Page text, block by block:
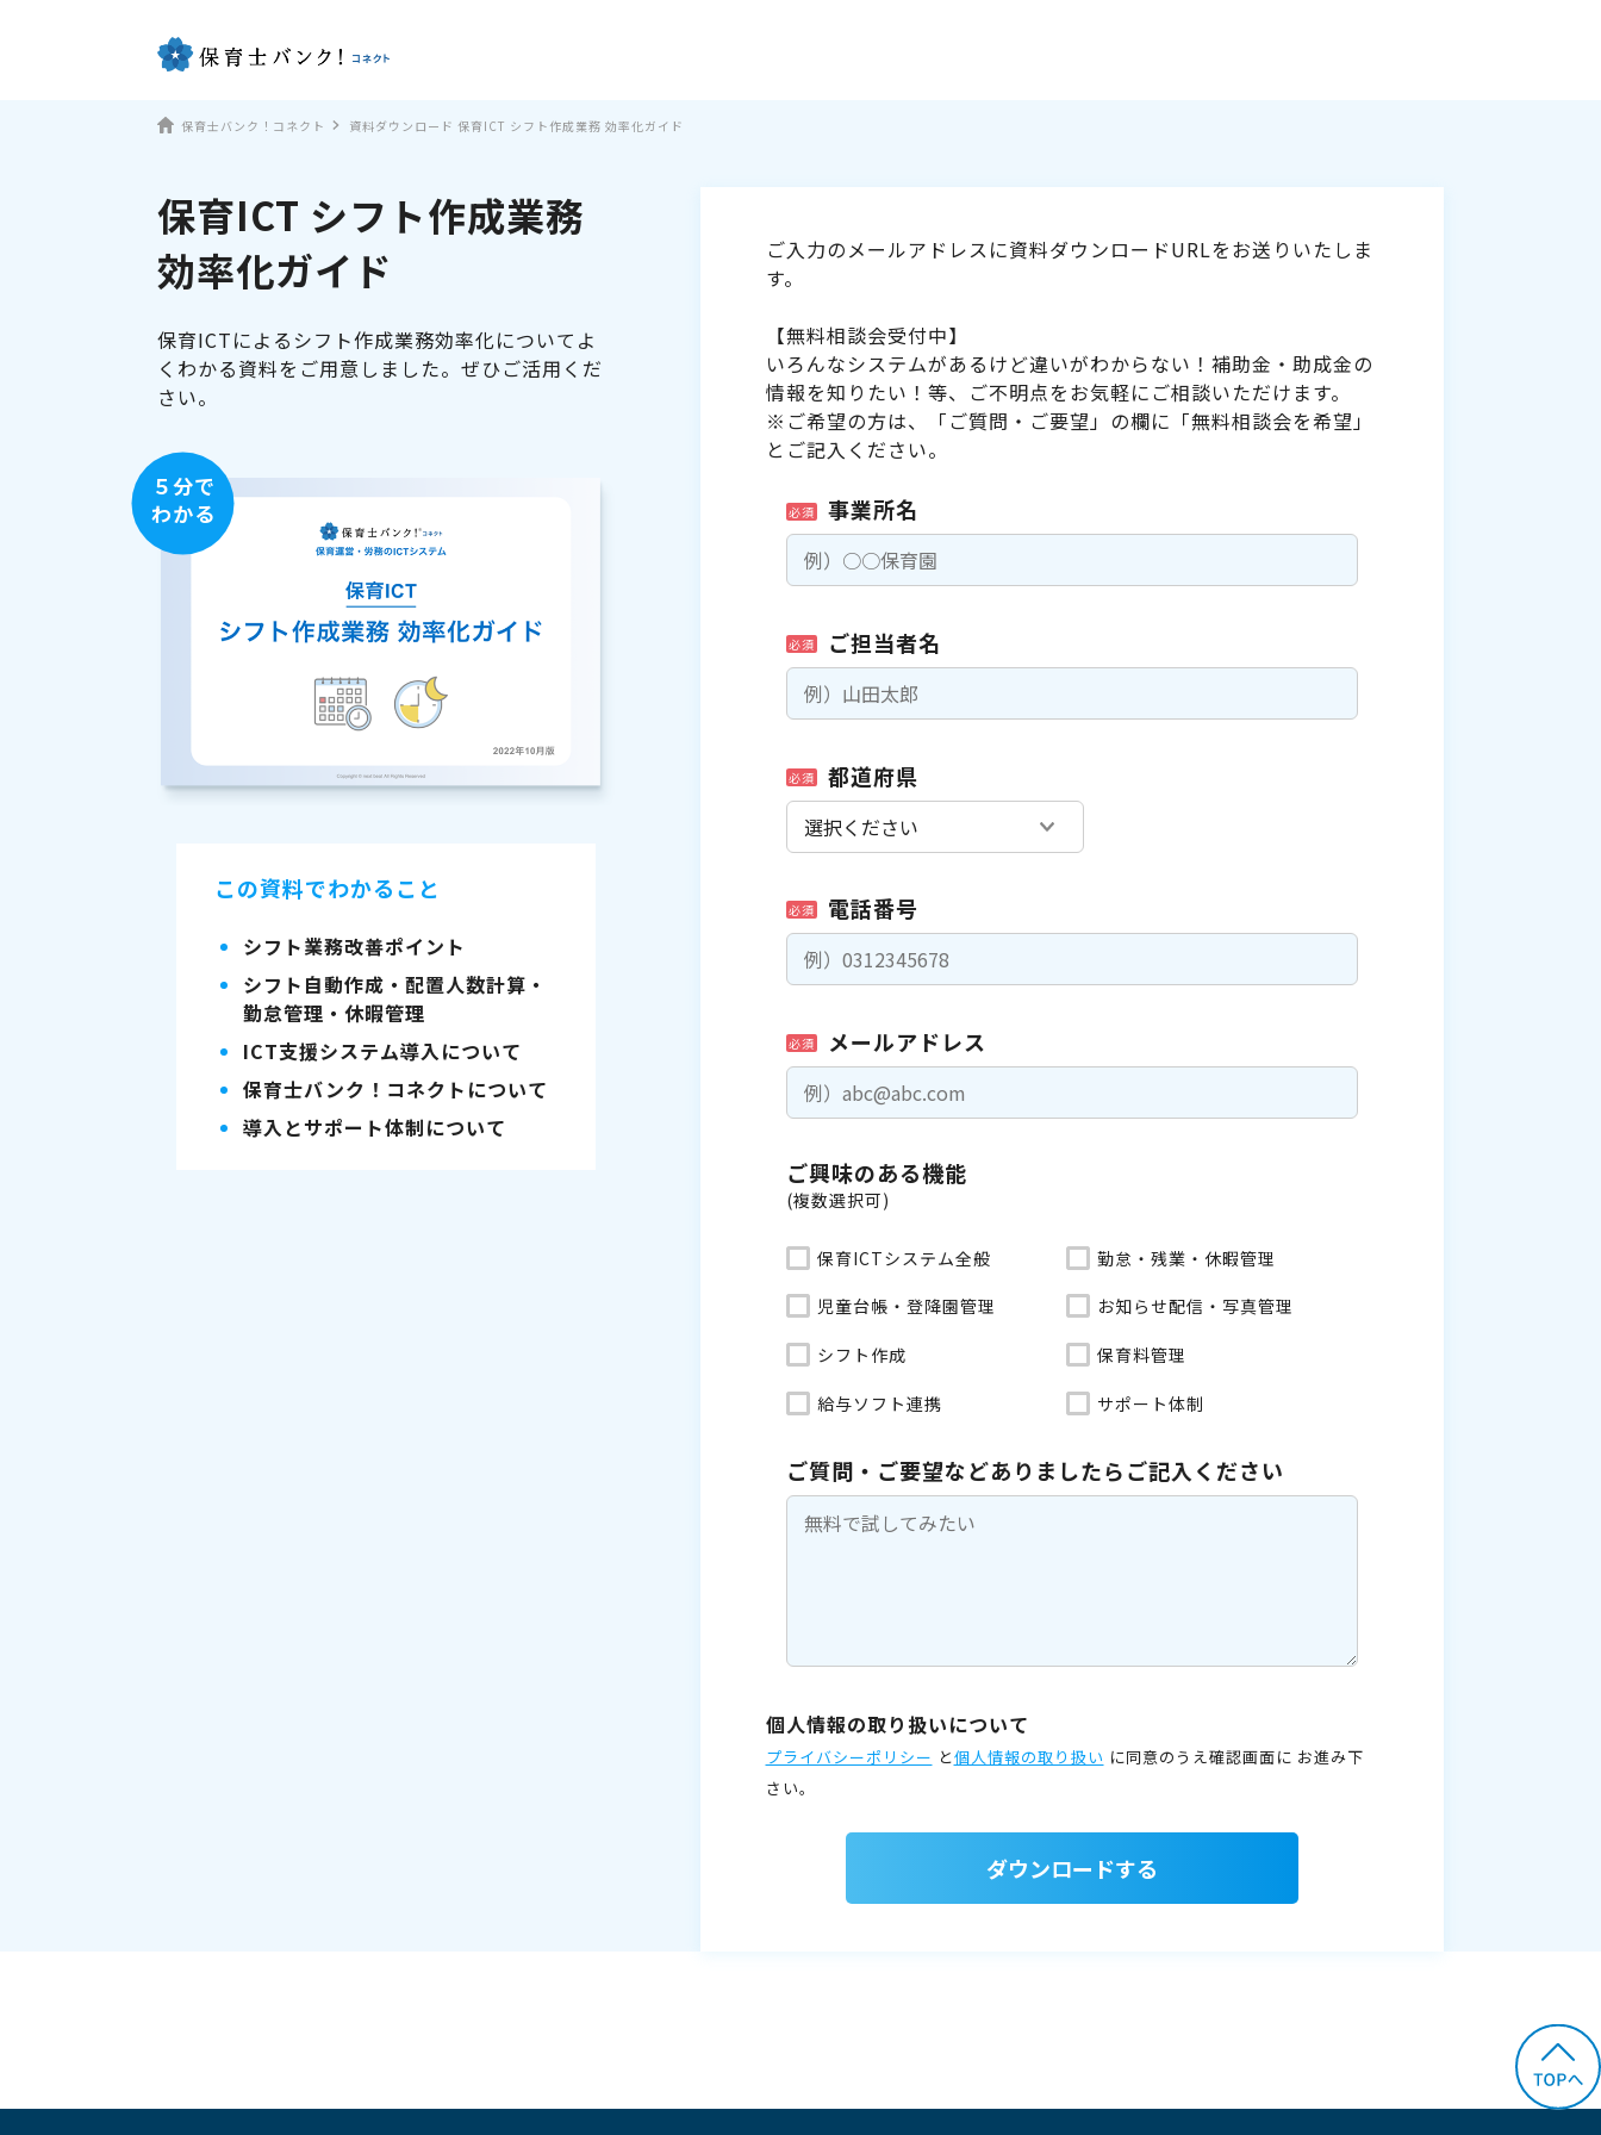
保育士バンク！コネクト 資料ダウンロード 保育ICT シフト作成業務 効率化ガイド
保育ICT シフト作成業務
効率化ガイド
保育ICTによるシフト作成業務効率化についてよ
くわかる資料をご用意しました。ぜひご活用くだ
さい。
５分で
わかる
この資料でわかること
シフト業務改善ポイント
シフト自動作成・配置人数計算・
勤怠管理・休暇管理
ICT支援システム導入について
保育士バンク！コネクトについて
導入とサポート体制について
ご入力のメールアドレスに資料ダウンロードURLをお送りいたしま
す。
【無料相談会受付中】
いろんなシステムがあるけど違いがわからない！補助金・助成金の
情報を知りたい！等、ご不明点をお気軽にご相談いただけます。
※ご希望の方は、「ご質問・ご要望」の欄に「無料相談会を希望」
とご記入ください。
必須 事業所名
必須 ご担当者名
必須 都道府県
必須 電話番号
必須 メールアドレス
ご興味のある機能
(複数選択可)
保育ICTシステム全般 勤怠・残業・休暇管理
児童台帳・登降園管理 お知らせ配信・写真管理
シフト作成 保育料管理
給与ソフト連携 サポート体制
ご質問・ご要望などありましたらご記入ください
個人情報の取り扱いについて
プライバシーポリシー と個人情報の取り扱い に同意のうえ確認画面に お進み下
さい。
ダウンロードする